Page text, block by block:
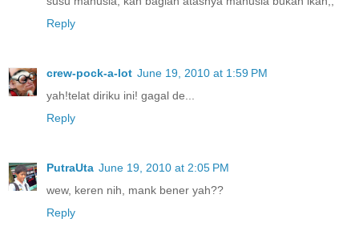
Reply
crew-pock-a-lot June 19, 2010 at 1:59 PM
yah!telat diriku ini! gagal de...
Reply
PutraUta June 19, 2010 at 2:05 PM
wew, keren nih, mank bener yah??
Reply